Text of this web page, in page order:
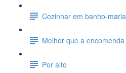
Cozinhar em banho-maria
Melhor que a encomenda
Por alto